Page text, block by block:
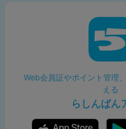
Web会員証やポイント管理
える
らしんばん